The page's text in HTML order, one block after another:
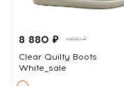
8 880 ₽ 13690 ₽
Clear Quilty Boots
White_sale